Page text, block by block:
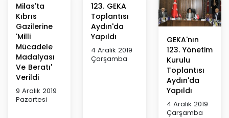
Milas'ta
Kıbrıs
Gazilerine
'Milli
Mücadele
Madalyası
Ve Beratı'
Verildi
9 Aralık 2019
Pazartesi
123. GEKA
Toplantısı
Aydın'da
Yapıldı
4 Aralık 2019
Çarşamba
GEKA'nın
123. Yönetim
Kurulu
Toplantısı
Aydın'da
Yapıldı
4 Aralık 2019
Çarşamba